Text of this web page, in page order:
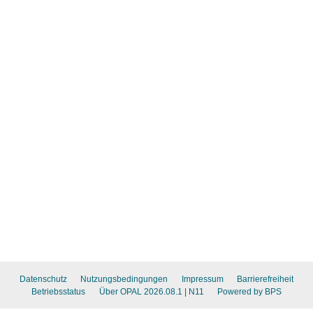
Datenschutz Nutzungsbedingungen Impressum
Barrierefreiheit
Betriebsstatus
Über OPAL 2026.08.1 | N11 Powered by BPS